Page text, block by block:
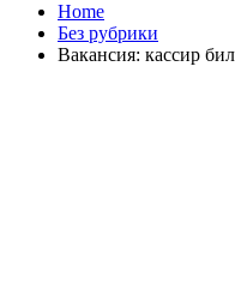
Home
Без рубрики
Вакансия: кассир